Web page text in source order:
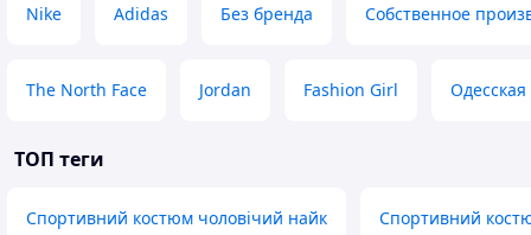
Nike Adidas Без бренда Собственное
The North Face Jordan Fashion Girl
ТОП теги
Спортивний костюм чоловічий найк Спортивний